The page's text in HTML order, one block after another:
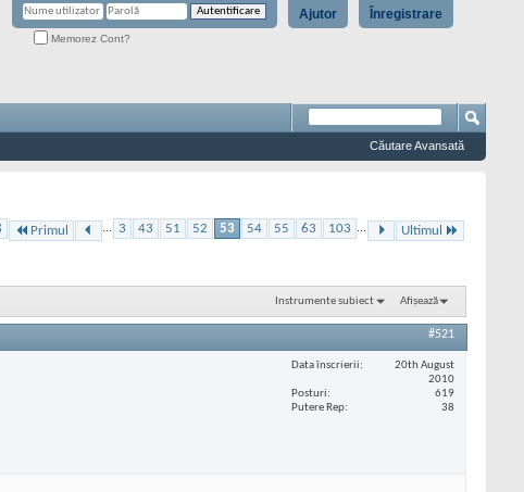
Înregistrare
Ajutor
Memorez Cont?
Căutare Avansată
Primul ... 3 43 51 52 53 54 55 63 103 ... Ultimul
Instrumente subiect Afișează
#521
Data înscrierii
20th August
2010
Posturi
619
Putere Rep
38